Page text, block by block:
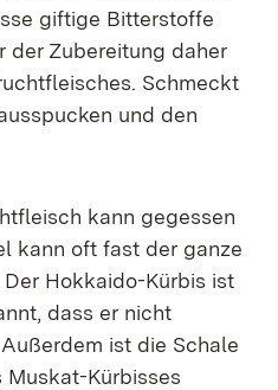
giftige Bitterstoffe
der Zubereitung daher
Schmeckt
und den
kann gegessen
kann oft fast der ganze
Hokkaido-Kürbis ist
dass er nicht
ist die Schale
Kürbisses